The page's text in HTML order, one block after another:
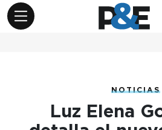
NOTICIAS
Luz Elena